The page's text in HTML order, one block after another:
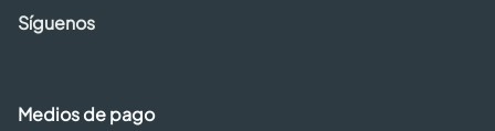
Síguenos
Medios de pago